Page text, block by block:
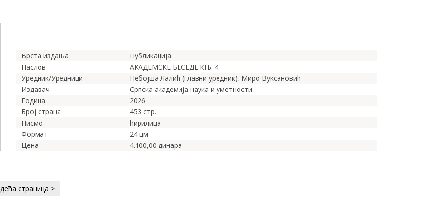
Врста издања
Публикација
Наслов
АКАДЕМСКЕ БЕСЕДЕ КЊ. 4
Уредник/Уредници
Небојша Лалић (главни уредник), Миро Вуксановић
Издавач
Српска академија наука и уметности
Година
2026
Број страна
453 стр.
Писмо
ћирилица
Формат
24 цм
Цена
4.100,00 динара
страница >